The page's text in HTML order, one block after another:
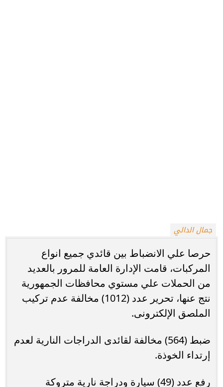
جمال الدالي
حرصا علي الانضباط بين قائدي جميع انواع
المركبات، قامت الإدارة العامة للمرور بالعديد
من الحملات علي مستوي محافظات الجمهورية
نتج عنها، تحرير عدد (1012) مخالفة عدم تركيب
الملصق الإلكترونى.
ضبط (564) مخالفة لقائدى الدراجات النارية لعدم
إرتداء الخوذة.
رفع عدد (49) سيارة ودراجة نارية متروكة